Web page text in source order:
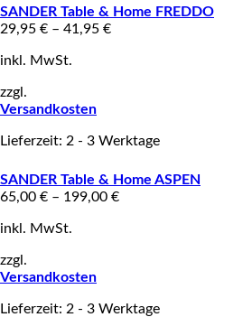
SANDER Table & Home FREDDO
29,95 € – 41,95 €
inkl. MwSt.
zzgl.
Versandkosten
Lieferzeit: 2 - 3 Werktage
SANDER Table & Home ASPEN
65,00 € – 199,00 €
inkl. MwSt.
zzgl.
Versandkosten
Lieferzeit: 2 - 3 Werktage